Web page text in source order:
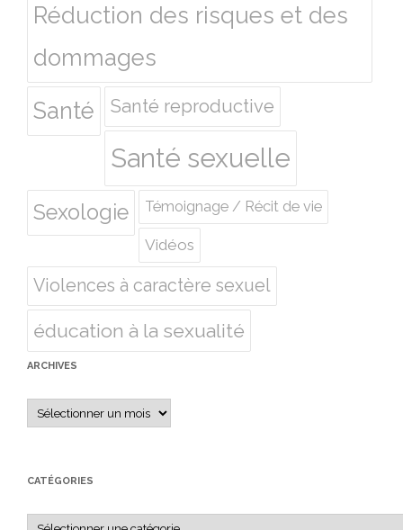
Réduction des risques et des
dommages
Santé
Santé reproductive
Santé sexuelle
Sexologie Témoignage / Récit de vie
Vidéos
Violences à caractère sexuel
éducation à la sexualité
ARCHIVES
Archives
CATÉGORIES
Catégories